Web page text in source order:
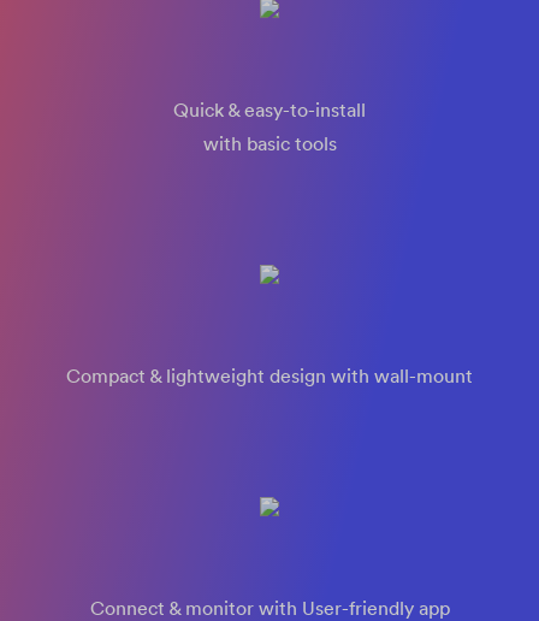
Quick & easy-to-install
with basic tools
Compact & lightweight design with wall-mount
Connect & monitor with User-friendly app